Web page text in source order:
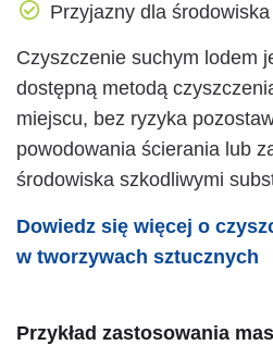
Przyjazny dla środowiska
Czyszczenie suchym lodem
dostępną metodą
miejscu, bez ryzyka
powodowania ścierania lub
środowiska szkodliwymi
Dowiedz się więcej o
w tworzywach sztucznych
Przykład zastosowania